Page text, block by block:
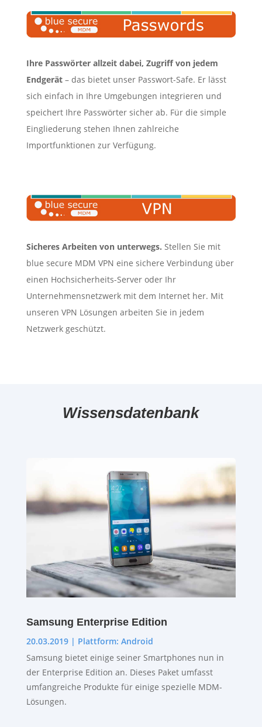
Ihre Passwörter allzeit dabei, Zugriff von jedem
Endgerät – das bietet unser Passwort-Safe. Er lässt
sich einfach in Ihre Umgebungen integrieren und
speichert Ihre Passwörter sicher ab. Für die simple
Eingliederung stehen Ihnen zahlreiche
Importfunktionen zur Verfügung.
Sicheres Arbeiten von unterwegs. Stellen Sie mit
blue secure MDM VPN eine sichere Verbindung über
einen Hochsicherheits-Server oder Ihr
Unternehmensnetzwerk mit dem Internet her. Mit
unseren VPN Lösungen arbeiten Sie in jedem
Netzwerk geschützt.
Wissensdatenbank
Samsung Enterprise Edition
20.03.2019| Plattform: Android
Samsung bietet einige seiner Smartphones nun in
der Enterprise Edition an. Dieses Paket umfasst
umfangreiche Produkte für einige spezielle MDM-
Lösungen.